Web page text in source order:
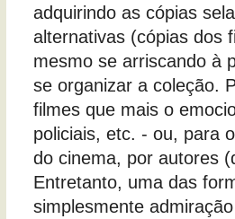
adquirindo as cópias
alternativas (cópias dos
mesmo se arriscando à
se organizar a coleção.
filmes que mais o
policiais, etc. - ou, para
do cinema, por autores
Entretanto, uma das
simplesmente